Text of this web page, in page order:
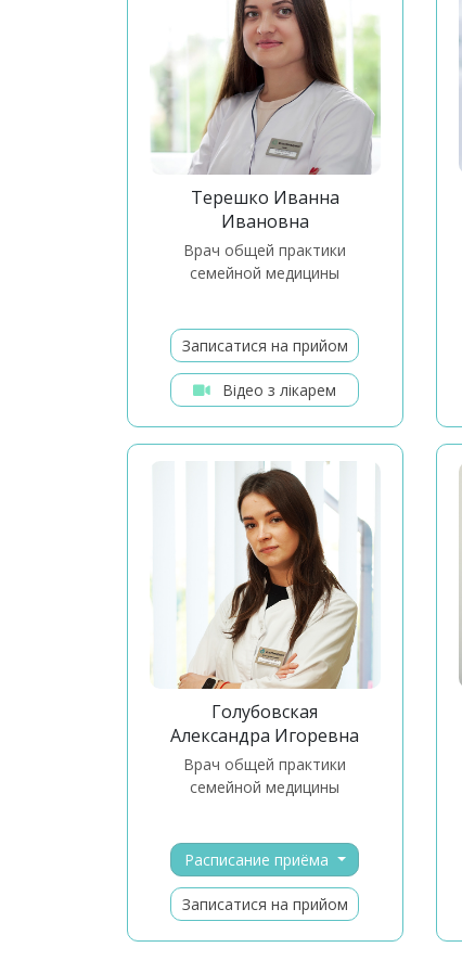
Терешко Иванна
Ивановна
врач общей практики
семейной медицины
Записатися на прийом
Відео з лікарем
Голубовская
Александра Игоревна
врач общей практики
семейной медицины
Расписание приёма
Записатися на прийом